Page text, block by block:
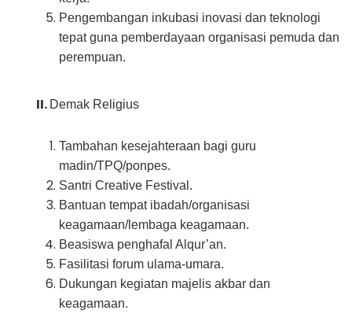
Pengembangan inkubasi inovasi dan teknologi
tepat guna pemberdayaan organisasi pemuda dan
perempuan.
Demak Religius
Tambahan kesejahteraan bagi guru
madin/TPQ/ponpes.
Santri Creative Festival.
Bantuan tempat ibadah/organisasi
keagamaan/lembaga keagamaan.
Beasiswa penghafal Alqur’an.
Fasilitasi forum ulama-umara.
Dukungan kegiatan majelis akbar dan
keagamaan.